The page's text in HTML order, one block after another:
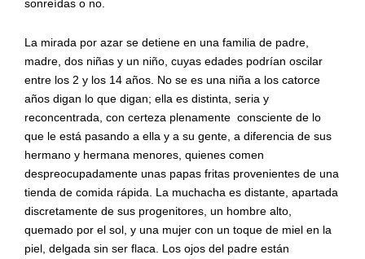
sonreídas o no.
La mirada por azar se detiene en una familia de padre,
madre, dos niñas y un niño, cuyas edades podrían oscilar
entre los 2 y los 14 años. No se es una niña a los catorce
años digan lo que digan; ella es distinta, seria y
reconcentrada, con certeza plenamente consciente de lo
que le está pasando a ella y a su gente, a diferencia de sus
hermano y hermana menores, quienes comen
despreocupadamente unas papas fritas provenientes de una
tienda de comida rápida. La muchacha es distante, apartada
discretamente de sus progenitores, un hombre alto,
quemado por el sol, y una mujer con un toque de miel en la
piel, delgada sin ser flaca. Los ojos del padre están